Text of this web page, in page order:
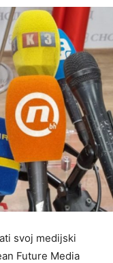
svoj medijski
Future Media